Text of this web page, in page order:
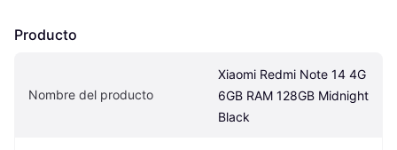
Producto
Nombre del producto
Xiaomi Redmi Note 14 4G
6GB RAM 128GB Midnight
Black